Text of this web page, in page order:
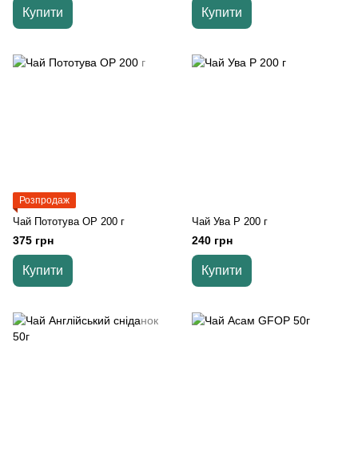
Купити Купити
Розпродаж
Чай Пототува OP 200 г
375 грн
Купити
Чай Ува Р 200 г
240 грн
Купити